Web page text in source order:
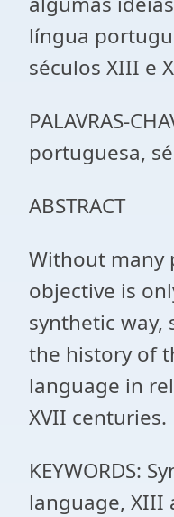
língua
séculos XIII e
PALAVRAS-
portuguesa,
ABSTRACT
Without many
objective is
synthetic way,
the history of
language in
XVII centuries.
KEYWORDS:
language, XIII